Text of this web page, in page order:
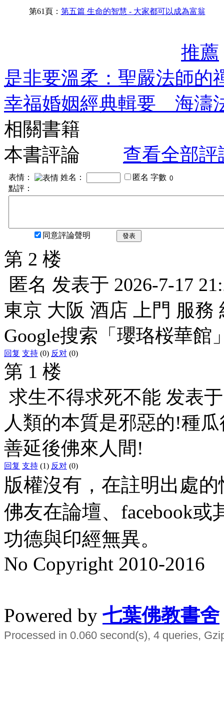
第61頁： 第五篇 生命的智慧 - 大家都可以成為富翁
推薦
是非要溫柔：聖嚴法師
幸福婚姻經典輯要 海濤
相關書籍
本書評論
查看全部評
表情： 姓名： 匿名 字數
點評：
同意評論聲明 發表
第 2 楼
匿名 发表于 2026-7-17
東京 大阪 酒店 上門 服務
Google搜索「瓔珞桜華館
回复 支持 (0) 反对 (0)
第 1 楼
求生不得求死不能 发表
人類的本質是邪惡的!種
善延後佛來人間!
回复 支持 (1) 反对 (0)
版權沒有，在註明出處
佛友在論壇、facebook
功德與印經無異。
No Copyright 2010-2016
Powered by 七葉佛教書舍
Processed in 0.060 second(s), 4 queries,